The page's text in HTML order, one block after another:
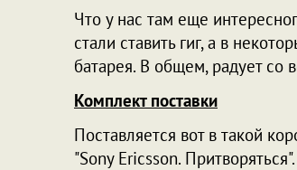
Что у нас там еще
стали ставить гиг, а в
батарея. В общем, радует со
Комплект поставки
Поставляется вот в такой
"Sony Ericsson.